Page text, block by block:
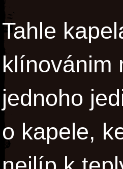
Tahle
klínovánim
jednoho
o kapele,